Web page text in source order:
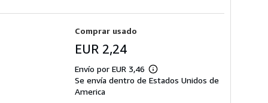
Comprar usado
EUR 2,24
Envío por EUR 3,46
Más
información
Se envía dentro de Estados Unidos de
America